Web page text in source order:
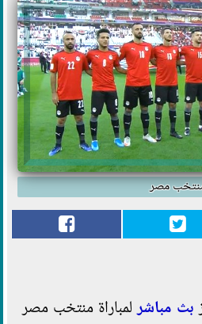
مصر
بث مباشرلمباراة منتخب مصر